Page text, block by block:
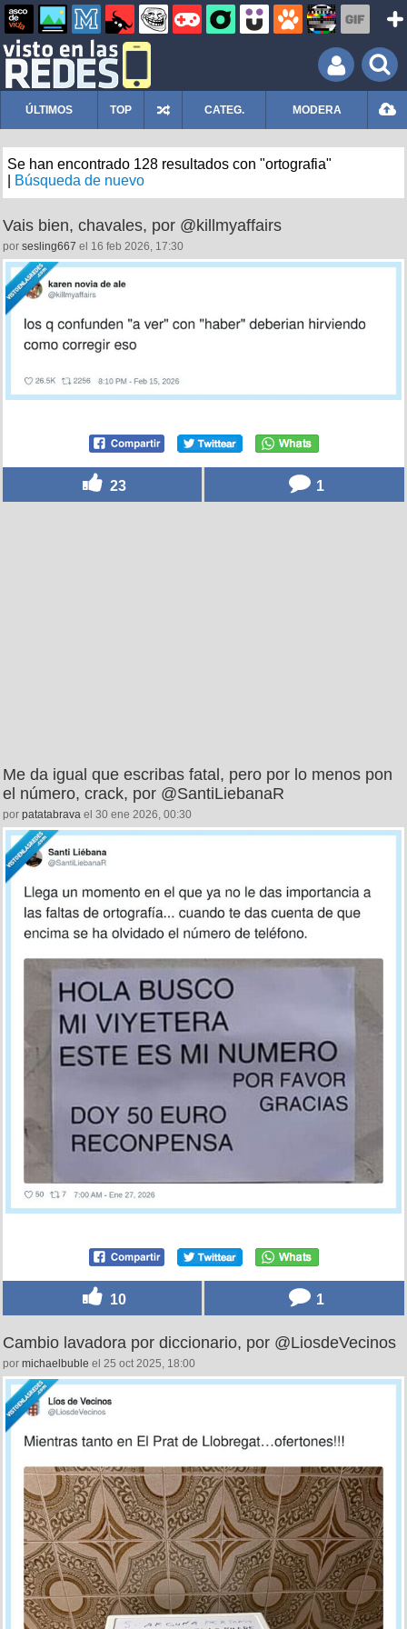
ÚLTIMOS TOP CATEG. MODERA
Se han encontrado 128 resultados con "ortografia"
Búsqueda de nuevo
Vais bien, chavales, por @killmyaffairs
por sesling667 el 16 feb 2026, 17:30
23 1
Me da igual que escribas fatal, pero por lo menos pon
el número, crack, por @SantiLiebanaR
por patatabrava el 30 ene 2026, 00:30
10 1
Cambio lavadora por diccionario, por @LiosdeVecinos
por michaelbuble el 25 oct 2025, 18:00